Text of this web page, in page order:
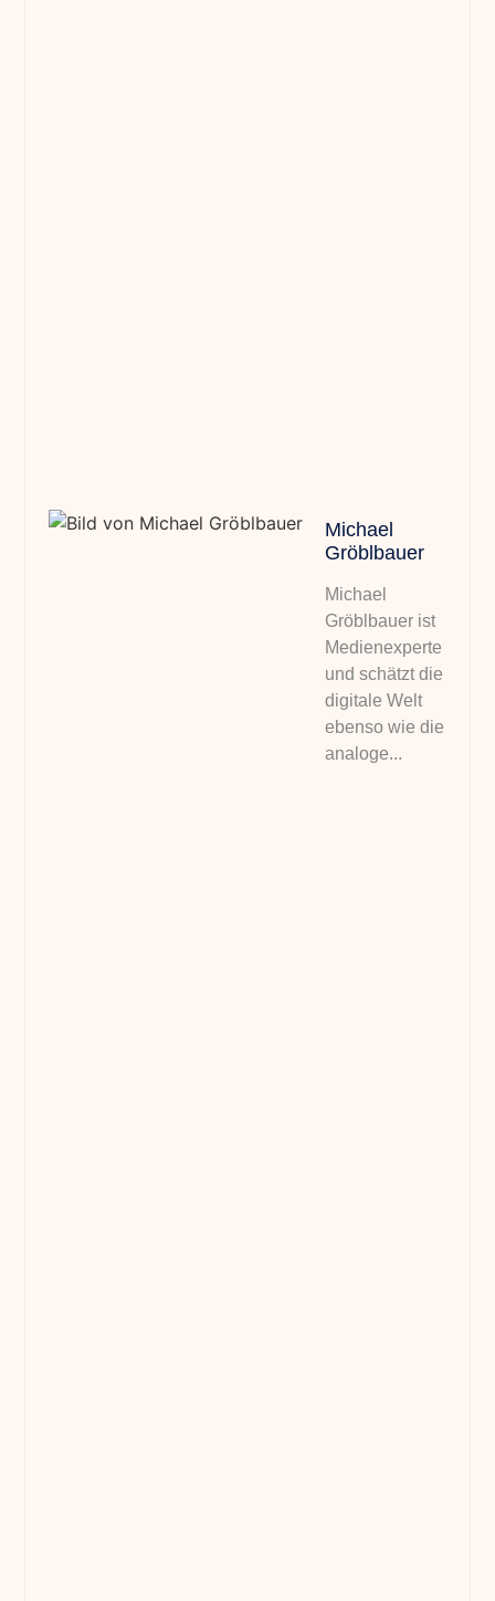
Michael
Gröblbauer
Michael
Gröblbauer ist
Medienexperte
und schätzt die
digitale Welt
ebenso wie die
analoge...